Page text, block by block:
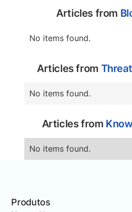
Articles from
No items found.
Articles from
No items found.
Articles from
No items found.
Produtos